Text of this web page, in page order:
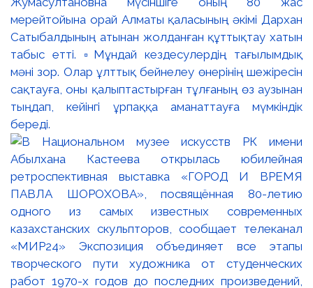
мерейтойына орай Алматы қаласының әкімі Дархан
Сатыбалдының атынан жолданған құттықтау хатын
табыс етті. ▫️Мұндай кездесулердің тағылымдық
мәні зор. Олар ұлттық бейнелеу өнерінің шежіресін
сақтауға, оны қалыптастырған тұлғаның өз аузынан
тыңдап, кейінгі ұрпаққа аманаттауға мүмкіндік
береді.